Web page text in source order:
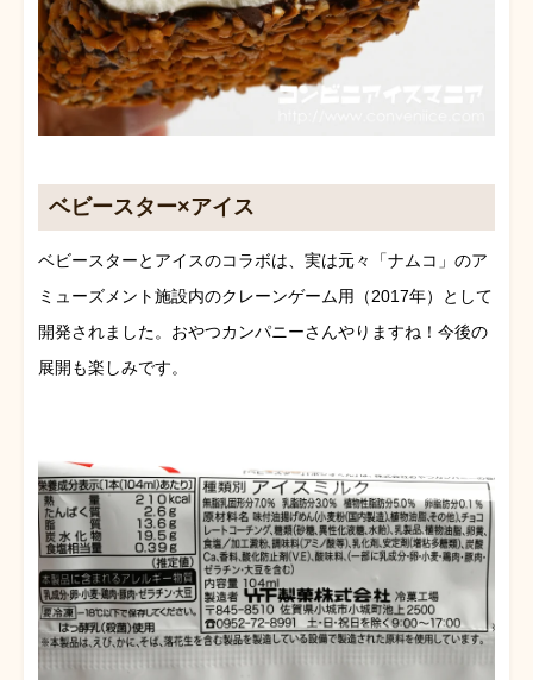
ベビースター×アイス
ベビースターとアイスのコラボは、実は元々「ナムコ」のア
ミューズメント施設内のクレーンゲーム用（2017年）として
開発されました。おやつカンパニーさんやりますね！今後の
展開も楽しみです。